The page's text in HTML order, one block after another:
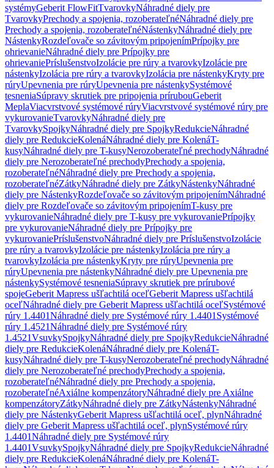
systémyGeberit FlowFitTvarovkyNáhradné diely pre
TvarovkyPrechody a spojenia, rozoberateľnéNáhradné diely pre
Prechody a spojenia, rozoberateľnéNástenkyNáhradné diely pre
NástenkyRozdeľovače so závitovým pripojenímPrípojky pre
ohrievanieNáhradné diely pre Prípojky pre
ohrievaniePríslušenstvoIzolácie pre rúry a tvarovkyIzolácie pre
nástenkyIzolácia pre rúry a tvarovkyIzolácia pre nástenkyKryty pre
rúryUpevnenia pre rúryUpevnenia pre nástenkySystémové
tesneniaSúpravy skrutiek pre pripojenia prírubouGeberit
MeplaViacvrstvové systémové rúryViacvrstvové systémové rúry pre
vykurovanieTvarovkyNáhradné diely pre
TvarovkySpojkyNáhradné diely pre SpojkyRedukcieNáhradné
diely pre RedukcieKolenáNáhradné diely pre KolenáT-
kusyNáhradné diely pre T-kusyNerozoberateľné prechodyNáhradné
diely pre Nerozoberateľné prechodyPrechody a spojenia,
rozoberateľnéNáhradné diely pre Prechody a spojenia,
rozoberateľnéZátkyNáhradné diely pre ZátkyNástenkyNáhradné
diely pre NástenkyRozdeľovače so závitovým pripojenímNáhradné
diely pre Rozdeľovače so závitovým pripojenímT-kusy pre
vykurovanieNáhradné diely pre T-kusy pre vykurovaniePrípojky
pre vykurovanieNáhradné diely pre Prípojky pre
vykurovaniePríslušenstvoNáhradné diely pre PríslušenstvoIzolácie
pre rúry a tvarovkyIzolácie pre nástenkyIzolácia pre rúry a
tvarovkyIzolácia pre nástenkyKryty pre rúryUpevnenia pre
rúryUpevnenia pre nástenkyNáhradné diely pre Upevnenia pre
nástenkySystémové tesneniaSúpravy skrutiek pre prírubové
spojeGeberit Mapress ušľachtilá oceľGeberit Mapress ušľachtilá
oceľNáhradné diely pre Geberit Mapress ušľachtilá oceľSystémové
rúry 1.4401Náhradné diely pre Systémové rúry 1.4401 Systémové
rúry 1.4521Náhradné diely pre Systémové rúry
1.4521VsuvkySpojkyNáhradné diely pre SpojkyRedukcieNáhradné
diely pre RedukcieKolenáNáhradné diely pre KolenáT-
kusyNáhradné diely pre T-kusyNerozoberateľné prechodyNáhradné
diely pre Nerozoberateľné prechodyPrechody a spojenia,
rozoberateľnéNáhradné diely pre Prechody a spojenia,
rozoberateľnéAxiálne kompenzátoryNáhradné diely pre Axiálne
kompenzátoryZátkyNáhradné diely pre ZátkyNástenkyNáhradné
diely pre NástenkyGeberit Mapress ušľachtilá oceľ, plynNáhradné
diely pre Geberit Mapress ušľachtilá oceľ, plynSystémové rúry
1.4401Náhradné diely pre Systémové rúry
1.4401VsuvkySpojkyNáhradné diely pre SpojkyRedukcieNáhradné
diely pre RedukcieKolenáNáhradné diely pre KolenáT-